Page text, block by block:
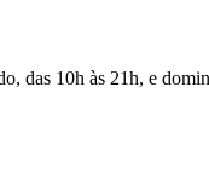
das 10h às 21h, e